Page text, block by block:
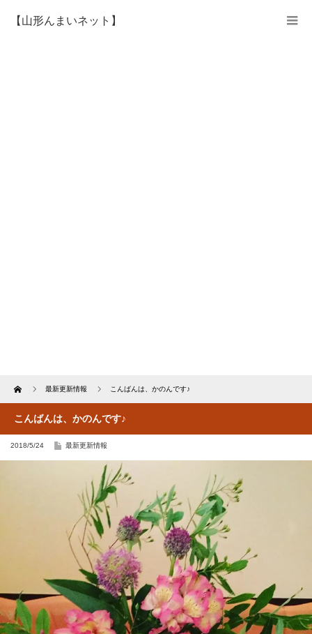
【山形んまいネット】
Home 最新更新情報 こんばんは、かのんです♪
こんばんは、かのんです♪
2018/5/24 最新更新情報